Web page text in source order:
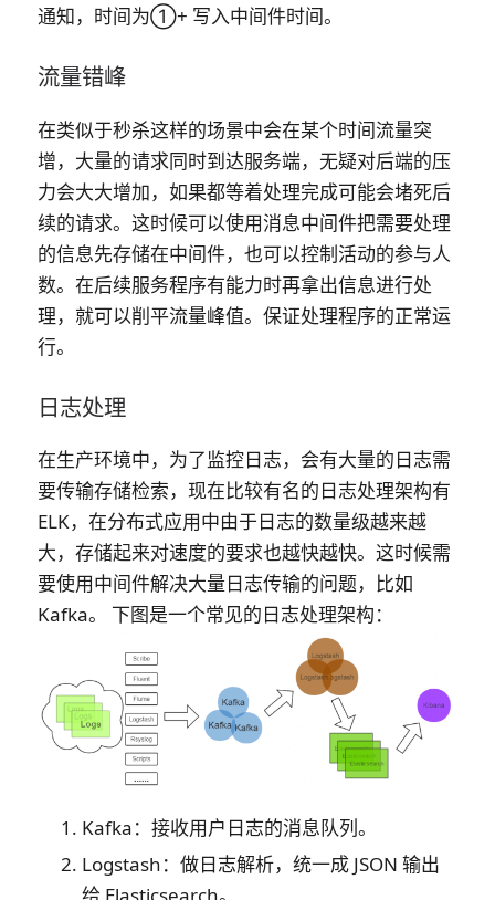
通知，时间为①+ 写入中间件时间。
流量错峰
在类似于秒杀这样的场景中会在某个时间流量突
增，大量的请求同时到达服务端，无疑对后端的压
力会大大增加，如果都等着处理完成可能会堵死后
续的请求。这时候可以使用消息中间件把需要处理
的信息先存储在中间件，也可以控制活动的参与人
数。在后续服务程序有能力时再拿出信息进行处
理，就可以削平流量峰值。保证处理程序的正常运
行。
日志处理
在生产环境中，为了监控日志，会有大量的日志需
要传输存储检索，现在比较有名的日志处理架构有
ELK，在分布式应用中由于日志的数量级越来越
大，存储起来对速度的要求也越快越快。这时候需
要使用中间件解决大量日志传输的问题，比如
Kafka。 下图是一个常见的日志处理架构：
Kafka：接收用户日志的消息队列。
Logstash：做日志解析，统一成 JSON 输出